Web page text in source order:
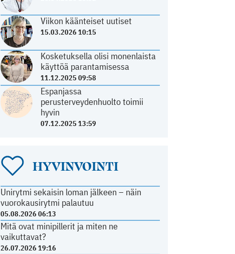
Viikon käänteiset uutiset
15.03.2026 10:15
Kosketuksella olisi monenlaista
käyttöä parantamisessa
11.12.2025 09:58
Espanjassa
perusterveydenhuolto toimii
hyvin
07.12.2025 13:59
HYVINVOINTI
Unirytmi sekaisin loman jälkeen – näin
vuorokausirytmi palautuu
05.08.2026 06:13
Mitä ovat minipillerit ja miten ne
vaikuttavat?
26.07.2026 19:16